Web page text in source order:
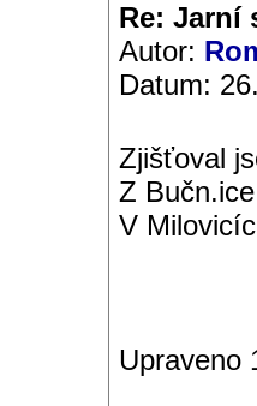
Re: Jarní
Autor:
Datum:
Zjišťoval
Z
V
Upraveno